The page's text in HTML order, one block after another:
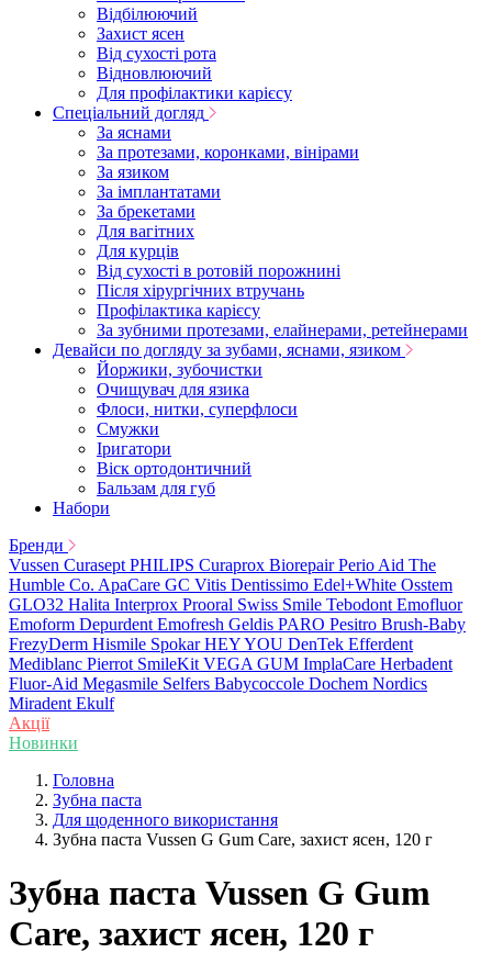
Відбілюючий
Захист ясен
Від сухості рота
Відновлюючий
Для профілактики карієсу
Спеціальний догляд
За яснами
За протезами, коронками, вінірами
За язиком
За імплантатами
За брекетами
Для вагітних
Для курців
Від сухості в ротовій порожнині
Після хірургічних втручань
Профілактика карієсу
За зубними протезами, елайнерами, ретейнерами
Девайси по догляду за зубами, яснами, язиком
Йоржики, зубочистки
Очищувач для язика
Флоси, нитки, суперфлоси
Смужки
Іригатори
Віск ортодонтичний
Бальзам для губ
Набори
Бренди
Vussen Curasept PHILIPS Curaprox Biorepair Perio Aid The
Humble Co. ApaCare GC Vitis Dentissimo Edel+White Osstem
GLO32 Halita Interprox Prooral Swiss Smile Tebodont Emofluor
Emoform Depurdent Emofresh Geldis PARO Pesitro Brush-Baby
FrezyDerm Hismile Spokar HEY YOU DenTek Efferdent
Mediblanc Pierrot SmileKit VEGA GUM ImplaCare Herbadent
Fluor-Aid Megasmile Selfers Babycoccole Dochem Nordics
Miradent Ekulf
Акції
Новинки
Головна
Зубна паста
Для щоденного використання
Зубна паста Vussen G Gum Care, захист ясен, 120 г
Зубна паста Vussen G Gum
Care, захист ясен, 120 г